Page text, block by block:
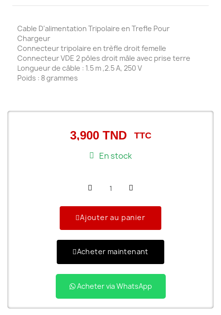
Cable D'alimentation Tripolaire en Trefle Pour
Chargeur
Connecteur tripolaire en trèfle droit femelle
Connecteur VDE 2 pôles droit mâle avec prise terre
Longueur de câble : 1.5 m ,2.5 A, 250 V
Poids : 8 grammes
3,900 TND TTC
En stock
Ajouter au panier
Acheter maintenant
Acheter via WhatsApp